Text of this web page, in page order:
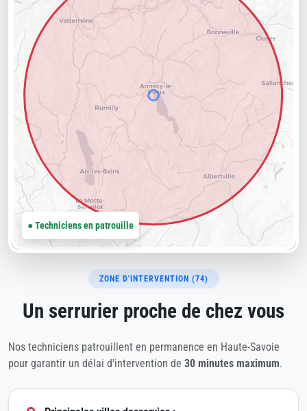
ZONE D'INTERVENTION (74)
Un serrurier proche de chez vous
Nos techniciens patrouillent en permanence en Haute-Savoie
pour garantir un délai d'intervention de 30 minutes maximum.
● Techniciens en patrouille